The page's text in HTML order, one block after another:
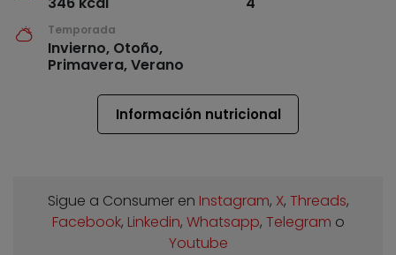
Temporada
Invierno, Otoño,
Primavera, Verano
Información nutricional
Sigue a Consumer en Instagram, X, Threads,
Facebook, Linkedin, Whatsapp, Telegram o
Youtube